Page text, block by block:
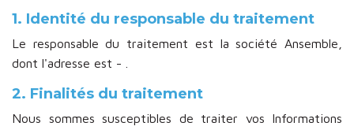
1. Identité du responsable du traitement
Le responsable du traitement est la société Ansemble,
dont l'adresse est - .
2. Finalités du traitement
Nous sommes susceptibles de traiter vos Informations